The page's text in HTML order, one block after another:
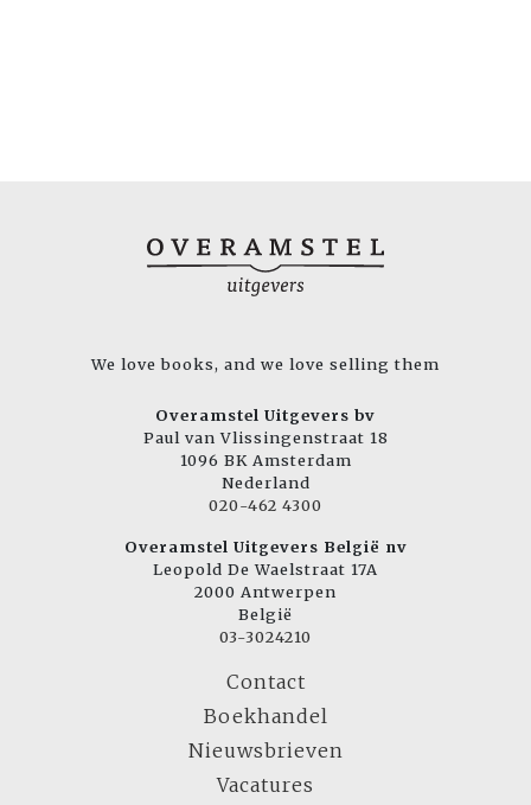
We love books, and we love selling them
Overamstel Uitgevers bv
Paul van Vlissingenstraat 18
1096 BK Amsterdam
Nederland
020-462 4300
Overamstel Uitgevers België nv
Leopold De Waelstraat 17A
2000 Antwerpen
België
03-3024210
Contact
Boekhandel
Nieuwsbrieven
Vacatures